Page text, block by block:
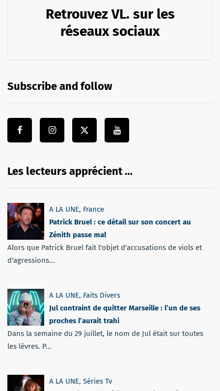
Retrouvez VL. sur les
réseaux sociaux
Subscribe and follow
Les lecteurs apprécient …
A LA UNE, France
Patrick Bruel : ce détail sur son concert au
Zénith passe mal
Alors que Patrick Bruel fait l'objet d'accusations de viols et
d'agressions...
A LA UNE, Faits Divers
Jul contraint de quitter Marseille : l’un de ses
proches l’aurait trahi
Dans la semaine du 29 juillet, le nom de Jul était sur toutes
les lèvres. P...
A LA UNE, Séries Tv